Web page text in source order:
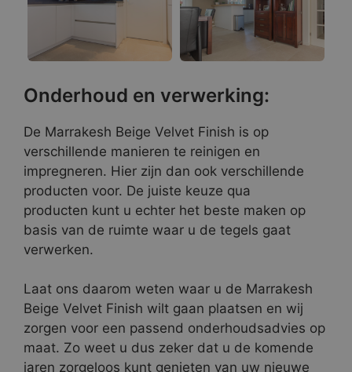
Onderhoud en verwerking:
De Marrakesh Beige Velvet Finish is op
verschillende manieren te reinigen en
impregneren. Hier zijn dan ook verschillende
producten voor. De juiste keuze qua
producten kunt u echter het beste maken op
basis van de ruimte waar u de tegels gaat
verwerken.
Laat ons daarom weten waar u de Marrakesh
Beige Velvet Finish wilt gaan plaatsen en wij
zorgen voor een passend onderhoudsadvies op
maat. Zo weet u dus zeker dat u de komende
jaren zorgeloos kunt genieten van uw nieuwe